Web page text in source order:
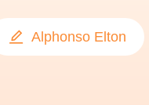
Alphonso Elton